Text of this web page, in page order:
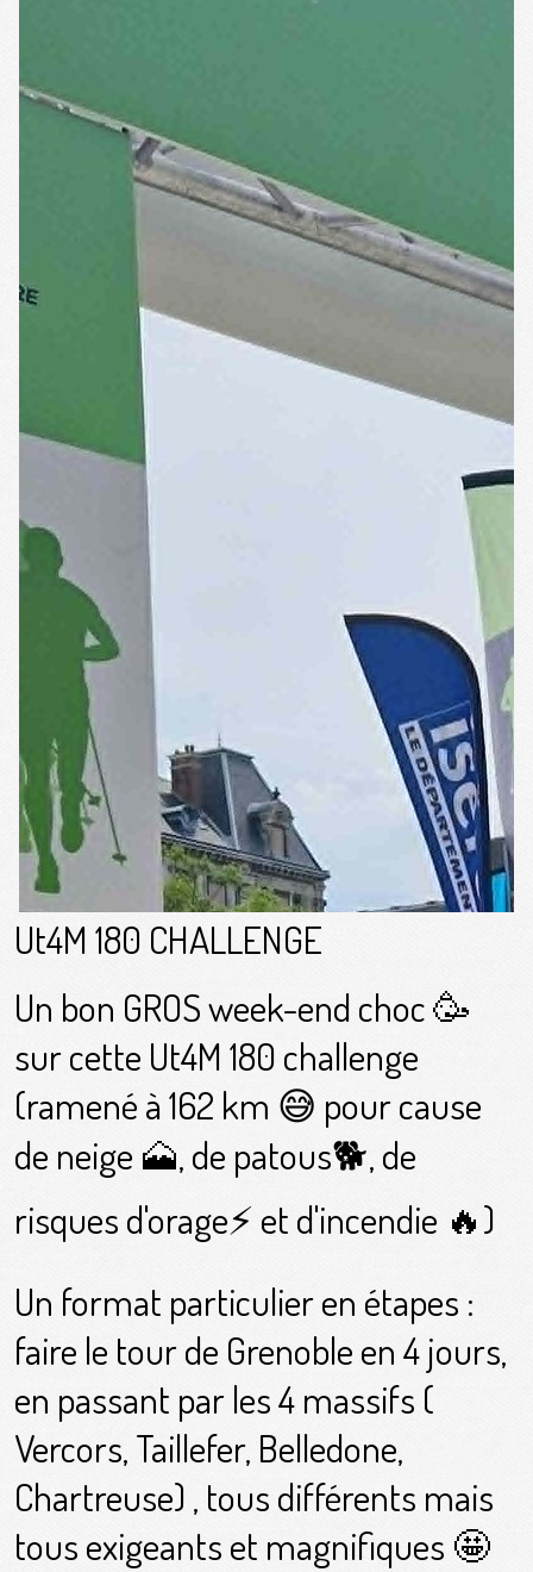
Ut4M 180 CHALLENGE
Un bon GROS week-end choc 🥳
sur cette Ut4M 180 challenge
(ramené à 162 km 😅 pour cause
de neige 🗻, de patous🐕, de
risques d'orage⚡️ et d'incendie 🔥)
Un format particulier en étapes :
faire le tour de Grenoble en 4 jours,
en passant par les 4 massifs (
Vercors, Taillefer, Belledone,
Chartreuse) , tous différents mais
tous exigeants et magnifiques 🤩